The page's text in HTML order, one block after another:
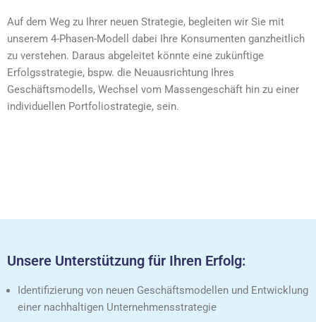
Auf dem Weg zu Ihrer neuen Strategie, begleiten wir Sie mit
unserem 4-Phasen-Modell dabei Ihre Konsumenten ganzheitlich
zu verstehen. Daraus abgeleitet könnte eine zukünftige
Erfolgsstrategie, bspw. die Neuausrichtung Ihres
Geschäftsmodells, Wechsel vom Massengeschäft hin zu einer
individuellen Portfoliostrategie, sein.
Unsere Unterstützung für Ihren Erfolg:
Identifizierung von neuen Geschäftsmodellen und Entwicklung
einer nachhaltigen Unternehmensstrategie